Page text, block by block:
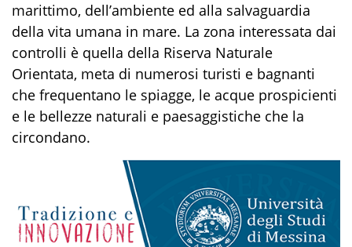
marittimo, dell’ambiente ed alla salvaguardia
della vita umana in mare. La zona interessata dai
controlli è quella della Riserva Naturale
Orientata, meta di numerosi turisti e bagnanti
che frequentano le spiagge, le acque prospicienti
e le bellezze naturali e paesaggistiche che la
circondano.